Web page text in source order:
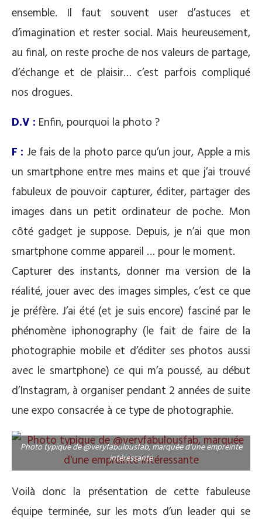
ensemble. Il faut souvent user d’astuces et
d’imagination et rester social. Mais heureusement,
au final, on reste proche de nos valeurs de partage,
d’échange et de plaisir… c’est parfois compliqué
nos drogues.
D.V : Enfin, pourquoi la photo ?
F : Je fais de la photo parce qu’un jour, Apple a mis
un smartphone entre mes mains et que j’ai trouvé
fabuleux de pouvoir capturer, éditer, partager des
images dans un petit ordinateur de poche. Mon
côté gadget je suppose. Depuis, je n’ai que mon
smartphone comme appareil … pour le moment.
Capturer des instants, donner ma version de la
réalité, jouer avec des images simples, c’est ce que
je préfère. J’ai été (et je suis encore) fasciné par le
phénomène iphonography (le fait de faire de la
photographie mobile et d’éditer ses photos aussi
avec le smartphone) ce qui m’a poussé, au début
d’Instagram, à organiser pendant 2 années de suite
une expo consacrée à ce type de photographie.
Photo typique de @veryfabulousfab, marquée d’une empreinte
intéressante
Voilà donc la présentation de cette fabuleuse
équipe terminée, sur les mots d’un leader qui se